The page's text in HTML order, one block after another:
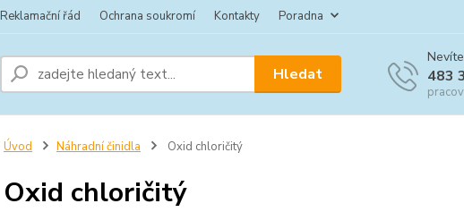
Reklamační řád Ochrana soukromí Kontakty Poradna
Hledat 483
Úvod Náhradní činidla Oxid chloričitý
Oxid chloričitý